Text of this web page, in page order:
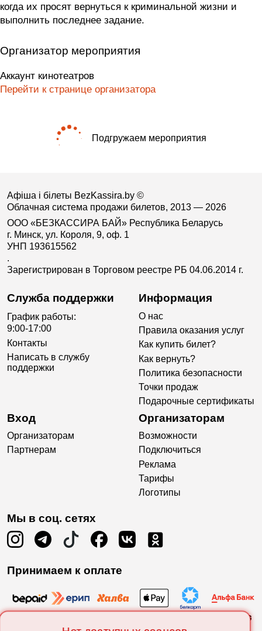
когда их просят вернуться к криминальной жизни и
выполнить последнее задание.
Организатор мероприятия
Аккаунт кинотеатров
Перейти к странице организатора
Подгружаем мероприятия
Афіша і білеты BezKassira.by ©
Облачная система продажи билетов, 2013 — 2026
ООО «БЕЗКАССИРА БАЙ» Республика Беларусь
г. Минск, ул. Короля, 9, оф. 1
УНП 193615562
.
Зарегистрирован в Торговом реестре РБ 04.06.2014 г.
Служба поддержки
График работы:
9:00-17:00
Контакты
Написать в службу
поддержки
Информация
О нас
Правила оказания услуг
Как купить билет?
Как вернуть?
Политика безопасности
Точки продаж
Подарочные сертификаты
Вход
Организаторам
Партнерам
Организаторам
Возможности
Подключиться
Реклама
Тарифы
Логотипы
Мы в соц. сетях
Принимаем к оплате